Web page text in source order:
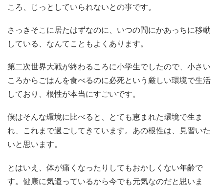
ころ、じっとしていられないとの事です。
さっきそこに居たはずなのに、いつの間にかあっちに移動
している、なんてこともよくあります。
第二次世界大戦が終わるころに小学生でしたので、小さい
ころからごはんを食べるのに必死という厳しい環境で生活
しており、根性が本当にすごいです。
僕はそんな環境に比べると、とても恵まれた環境で生ま
れ、これまで過ごしてきています。あの根性は、見習いた
いと思います。
とはいえ、体が痛くなったりしてもおかしくない年齢で
す。健康に気遣っているから今でも元気なのだと思いま